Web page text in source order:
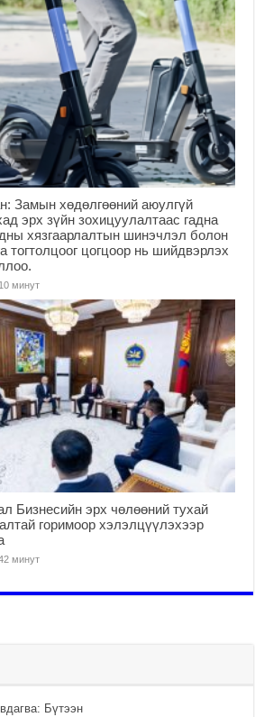
Замын хөдөлгөөний аюулгүй
эрх зүйн зохицуулалтаас гадна
хязгаарлалтын шинэчлэл болон
тогтолцоог цогцоор нь шийдвэрлэх
минут
Бизнесийн эрх чөлөөний тухай
горимоор хэлэлцүүлэхээр
минут
Бүтээн